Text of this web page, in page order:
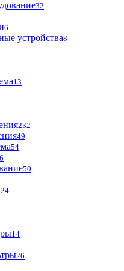
32
6
устройства8
13
232
49
54
6
50
14
26